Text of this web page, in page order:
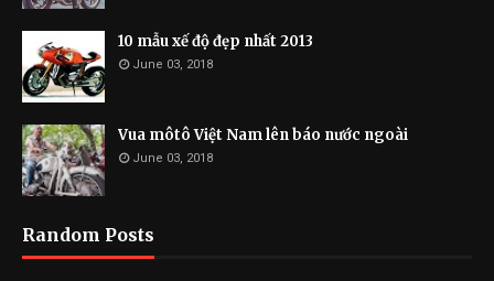
10 mẫu xế độ đẹp nhất 2013
June 03, 2018
Vua môtô Việt Nam lên báo nước ngoài
June 03, 2018
Random Posts